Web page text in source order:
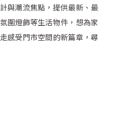
與潮流焦點，提供最新、最
圍燈飾等生活物件，想為家
感受門市空間的新篇章，尋